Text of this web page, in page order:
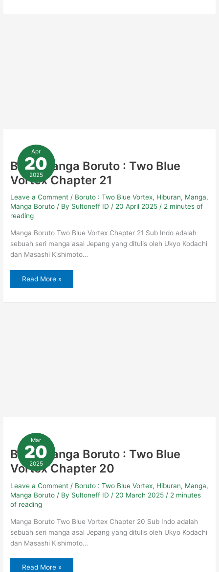
Apr
20
2025
Baca Manga Boruto : Two Blue
Vortex Chapter 21
Leave a Comment / Boruto : Two Blue Vortex, Hiburan, Manga,
Manga Boruto / By Sultoneff ID/ 20 April 2025/ 2 minutes of
reading
Manga Boruto Two Blue Vortex Chapter 21 Sub Indo adalah
sebuah seri manga asal Jepang yang ditulis oleh Ukyo Kodachi
dan Masashi Kishimoto…
Manga
Boruto
Two
Blue
Vortex
Chapter
Read More »
Mar
20
2025
Baca Manga Boruto : Two Blue
Vortex Chapter 20
Leave a Comment / Boruto : Two Blue Vortex, Hiburan, Manga,
Manga Boruto / By Sultoneff ID / 20 March 2025 / 2 minutes
of reading
Manga Boruto Two Blue Vortex Chapter 20 Sub Indo adalah
sebuah seri manga asal Jepang yang ditulis oleh Ukyo Kodachi
dan Masashi Kishimoto…
Manga
Boruto
Two
Blue
Vortex
Chapter
Read More »